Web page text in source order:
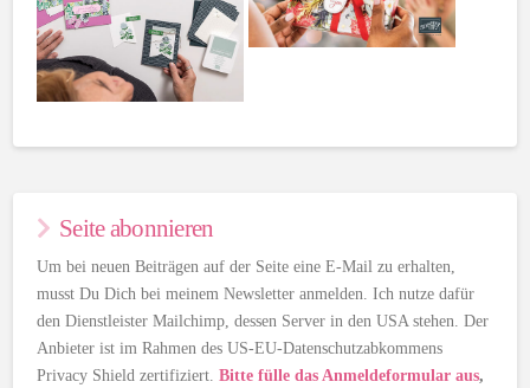
Seite abonnieren
Um bei neuen Beiträgen auf der Seite eine E-Mail zu erhalten,
musst Du Dich bei meinem Newsletter anmelden. Ich nutze dafür
den Dienstleister Mailchimp, dessen Server in den USA stehen. Der
Anbieter ist im Rahmen des US-EU-Datenschutzabkommens
Privacy Shield zertifiziert.Bitte fülle das Anmeldeformular aus,